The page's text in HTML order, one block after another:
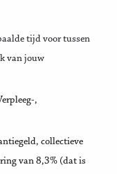
tijd voor tussen
van jouw
,
collectieve
van 8,3% (dat is